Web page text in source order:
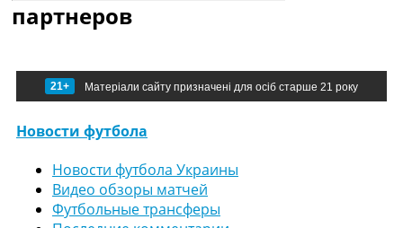
партнеров
21+ Матеріали сайту призначені для осіб старше 21 року
Новости футбола
Новости футбола Украины
Видео обзоры матчей
Футбольные трансферы